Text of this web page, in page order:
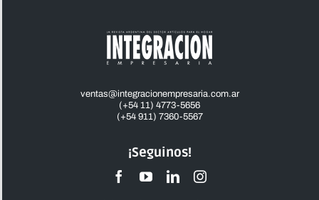
¡Seguinos!
ventas@integracionempresaria.com.ar
(+54 11) 4773-5656
(+54 911) 7360-5567